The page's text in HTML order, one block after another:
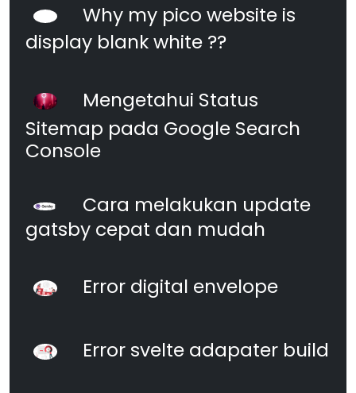
Why my pico website is
display blank white ??
Mengetahui Status
Sitemap pada Google Search
Console
Cara melakukan update
gatsby cepat dan mudah
Error digital envelope
Error svelte adapater build